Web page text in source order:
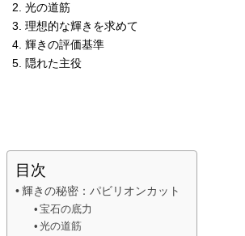
光の道筋
理想的な輝きを求めて
輝きの評価基準
隠れた主役
目次
輝きの秘密：パビリオンカット
宝石の底力
光の道筋